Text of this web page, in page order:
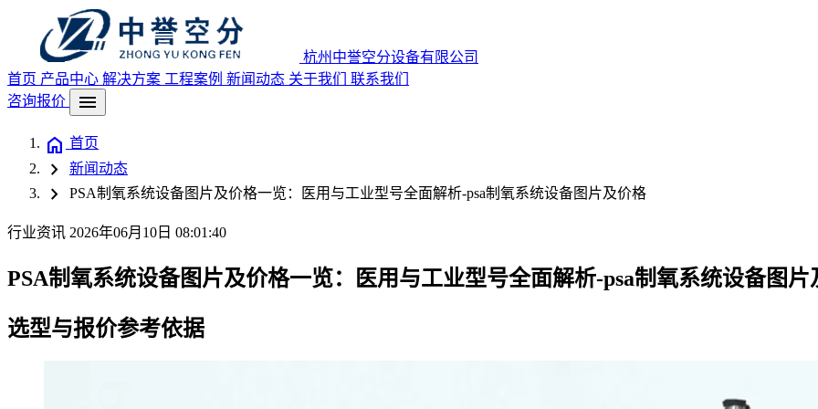
杭州中誉空分设备有限公司
首页 产品中心 解决方案 工程案例 新闻动态 关于我们 联系我们
咨询报价
menu
home 首页
chevron_right 新闻动态
chevron_right PSA制氧系统设备图片及价格一览：医用与工业型号全面解析-psa制氧系统设备图片及价格
行业资讯 2026年06月10日 08:01:40
PSA制氧系统设备图片及价格一览：医用与工业型号全面解析-psa制氧系统设备图片
选型与报价参考依据